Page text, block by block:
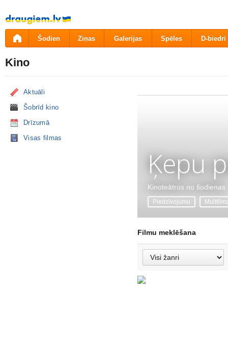
Pāriet
uz
saturu
Šodien Ziņas Galerijas Spēles D-biedri
Kino
Aktuāli
Šobrīd kino
Drīzumā
Visas filmas
Ķepu
Kinoteātros no šodienas
Piedzīvojumu
Filmu meklēšana